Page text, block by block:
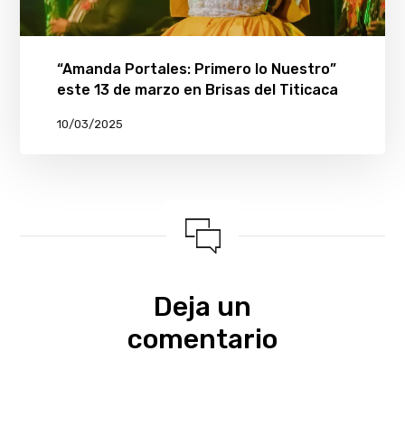
“Amanda Portales: Primero lo Nuestro”
este 13 de marzo en Brisas del Titicaca
10/03/2025
Deja un
comentario